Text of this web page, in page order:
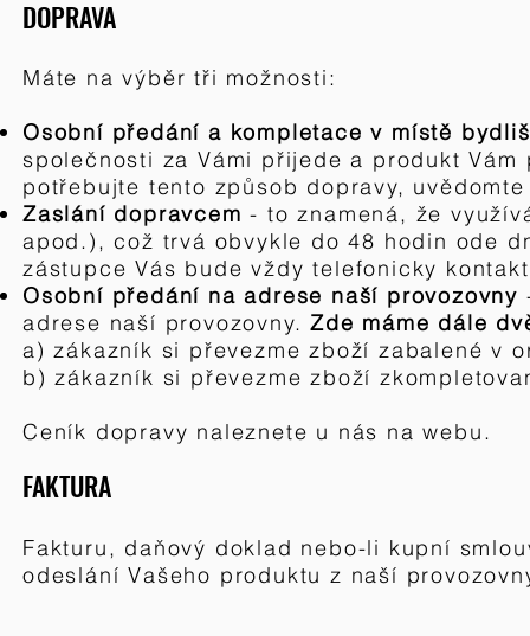
DOPRAVA
Máte na výběr tři možnosti:
Osobní předání a kompletace v místě
společnosti za Vámi přijede a produkt
potřebujte tento způsob dopravy,
Zaslání dopravcem - to znamená, že
apod.), což trvá obvykle do 48 hodin ode
zástupce Vás bude vždy telefonicky
Osobní předání na adrese naší provozovny
adrese naší provozovny.Zde máme dále
a) zákazník si převezme zboží zabalené v
b) zákazník si převezme zboží
Ceník dopravy naleznete u nás na webu.
FAKTURA
Fakturu, daňový doklad nebo-li kupní
odeslání Vašeho produktu z naší